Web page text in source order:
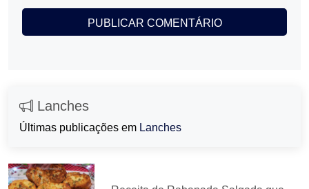
Lanches
Últimas publicações em Lanches